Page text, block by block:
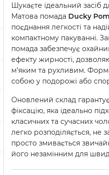
Шукаєте ідеальний засіб
Матова помада Ducky
поєднання легкості та
компактному пакуванні.
помада забезпечує
ефекту жирності,
м’яким та рухливим.
собою у подорожі або
Оновлений склад
фіксацію, яка ідеально
класичних та сучасних
легко розподіляється, не
просто змивається
його незамінним для